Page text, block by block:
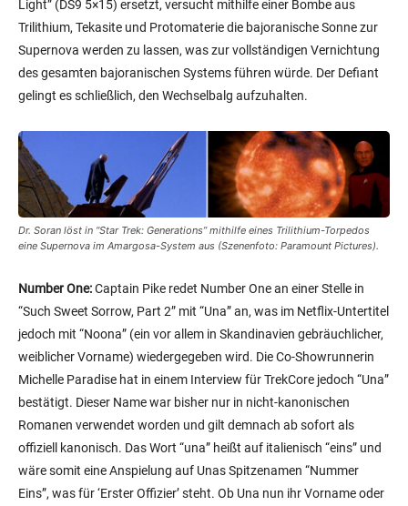
des gesamten bajoranischen Systems führen würde. Der Defiant
gelingt es schließlich, den Wechselbalg aufzuhalten.
Dr. Soran löst in “Star Trek: Generations” mithilfe eines Trilithium-Torpedos
eine Supernova im Amargosa-System aus (Szenenfoto: Paramount Pictures).
Number One:
Captain Pike redet Number One an einer Stelle in
“Such Sweet Sorrow, Part 2” mit “Una” an, was im Netflix-Untertitel
weiblicher Vorname) wiedergegeben wird. Die Co-Showrunnerin
Michelle Paradise hat in einem Interview für TrekCore jedoch “Una”
bestätigt. Dieser Name war bisher nur in nicht-kanonischen
Romanen verwendet worden und gilt demnach ab sofort als
offiziell kanonisch. Das Wort “una” heißt auf italienisch “eins” und
wäre somit eine Anspielung auf Unas Spitzenamen “Nummer
Eins”, was für ‘Erster Offizier’ steht. Ob Una nun ihr Vorname oder
doch ihr Nachname ist, wird in “Such Sweet Sorrow, Part 2” indes
nicht klar. Ersteres scheint hier aber wahrscheinlicher, weil Pike
sonst wohl auch den Rang (“Lt. Commander Una”) genannt hätte.